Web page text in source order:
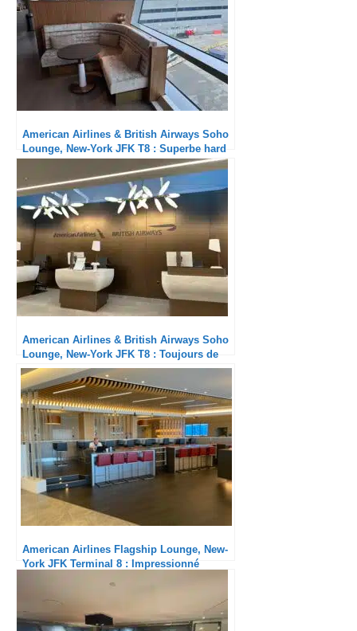
American Airlines & British Airways Soho
Lounge, New-York JFK T8 : Superbe hard
product et service aux petits soins
American Airlines & British Airways Soho
Lounge, New-York JFK T8 : Toujours de
grande qualité
American Airlines Flagship Lounge, New-
York JFK Terminal 8 : Impressionné